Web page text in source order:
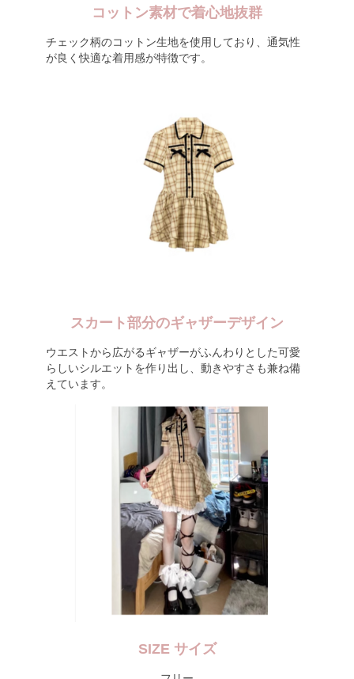
コットン素材で着心地抜群
チェック柄のコットン生地を使用しており、通気性
が良く快適な着用感が特徴です。
スカート部分のギャザーデザイン
ウエストから広がるギャザーがふんわりとした可愛
らしいシルエットを作り出し、動きやすさも兼ね備
えています。
SIZE サイズ